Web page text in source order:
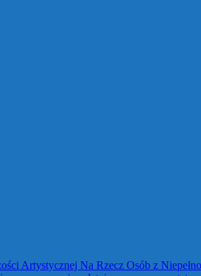
Artystycznej Na Rzecz Osób z